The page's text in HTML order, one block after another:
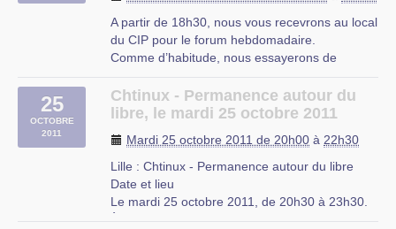
Université de Mons
Faculté Polytechnique, Boulevard Dolez 31
A partir de 18h30, nous vous recevrons au local
du CIP pour le forum hebdomadaire.
Comme d’habitude, nous essayerons de
Rendez vous vendredi soir.
CIP Proville
25
OCTOBRE
2011
Chtinux - Permanence autour du
libre, le mardi 25 octobre 2011
Mardi 25 octobre 2011 de 20h00 à 22h30
Lille : Chtinux - Permanence autour du libre
Date et lieu
Le mardi 25 octobre 2011, de 20h30 à 23h30.